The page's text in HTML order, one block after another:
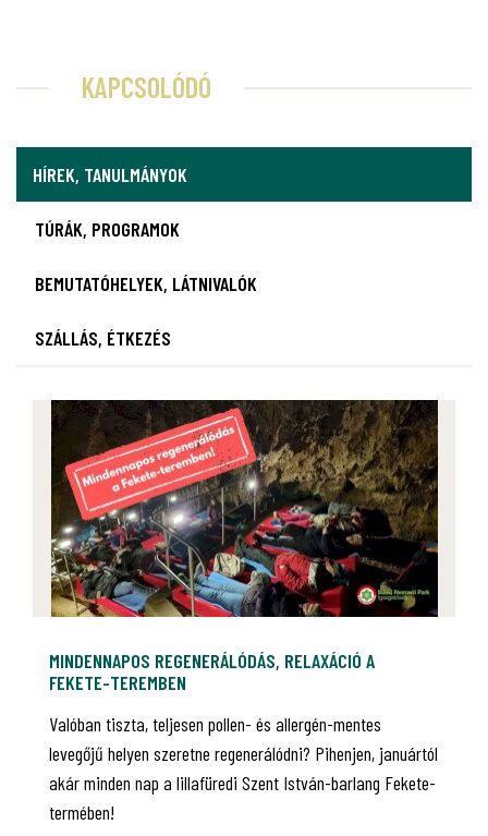
KAPCSOLÓDÓ
HÍREK, TANULMÁNYOK
TÚRÁK, PROGRAMOK
BEMUTATÓHELYEK, LÁTNIVALÓK
SZÁLLÁS, ÉTKEZÉS
MINDENNAPOS REGENERÁLÓDÁS, RELAXÁCIÓ A
FEKETE-TEREMBEN
Valóban tiszta, teljesen pollen- és allergén-mentes
levegőjű helyen szeretne regenerálódni? Pihenjen, januártól
akár minden nap a lillafüredi Szent István-barlang Fekete-
termében!